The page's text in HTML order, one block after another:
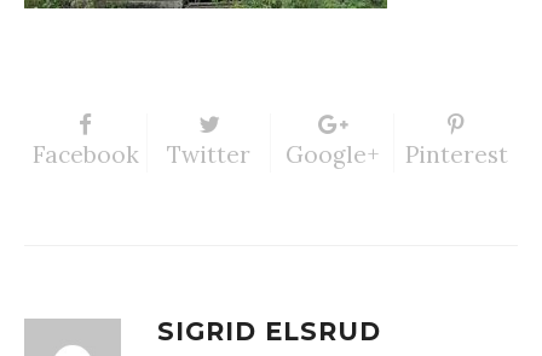
Facebook Twitter Google+ Pinterest
SIGRID ELSRUD